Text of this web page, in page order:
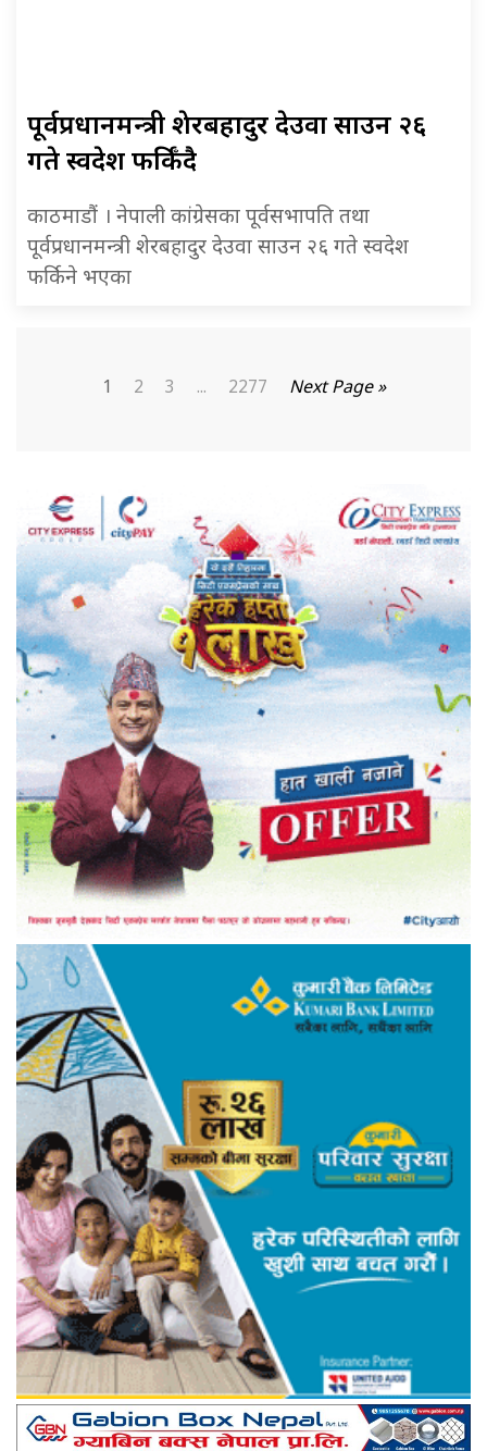
पूर्वप्रधानमन्त्री शेरबहादुर देउवा साउन २६
गते स्वदेश फर्किँदै
काठमाडौं । नेपाली कांग्रेसका पूर्वसभापति तथा
पूर्वप्रधानमन्त्री शेरबहादुर देउवा साउन २६ गते स्वदेश
फर्किने भएका
1 2 3 ... 2277 Next Page »